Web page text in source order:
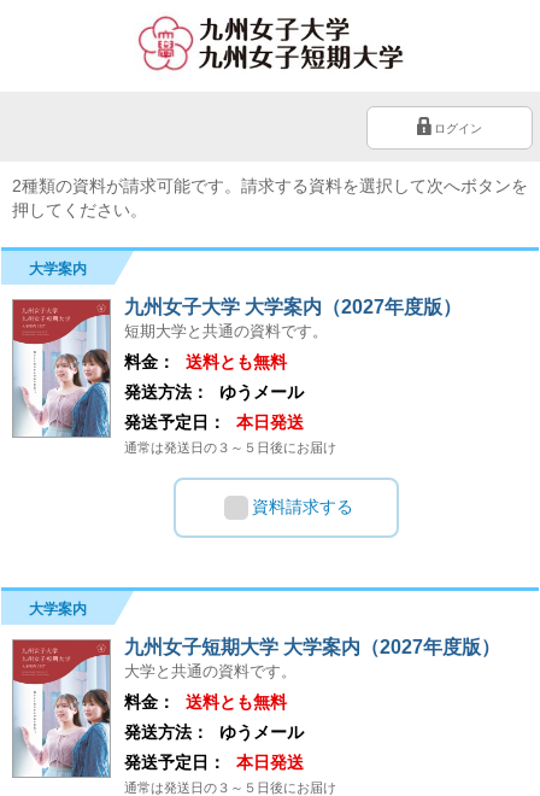
ログイン
2種類の資料が請求可能です。請求する資料を選択して次へボタンを
押してください。
大学案内
九州女子大学 大学案内（2027年度版）
短期大学と共通の資料です。
料金：
送料とも無料
発送方法：
ゆうメール
発送予定日：
本日発送
通常は発送日の３～５日後にお届け
資料請求する
大学案内
九州女子短期大学 大学案内（2027年度版）
大学と共通の資料です。
料金：
送料とも無料
発送方法：
ゆうメール
発送予定日：
本日発送
通常は発送日の３～５日後にお届け